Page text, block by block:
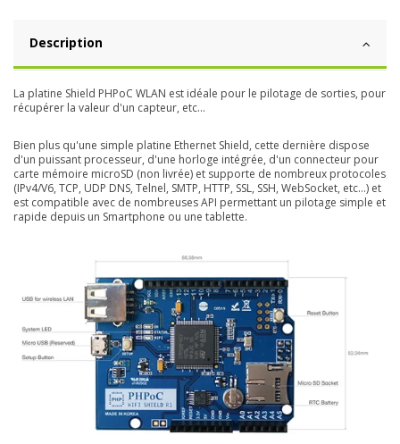
Description
La platine Shield PHPoC WLAN est idéale pour le pilotage de sorties, pour
récupérer la valeur d'un capteur, etc...
Bien plus qu'une simple platine Ethernet Shield, cette dernière dispose
d'un puissant processeur, d'une horloge intégrée, d'un connecteur pour
carte mémoire microSD (non livrée) et supporte de nombreux protocoles
(IPv4/V6, TCP, UDP DNS, Telnel, SMTP, HTTP, SSL, SSH, WebSocket, etc...) et
est compatible avec de nombreuses API permettant un pilotage simple et
rapide depuis un Smartphone ou une tablette.